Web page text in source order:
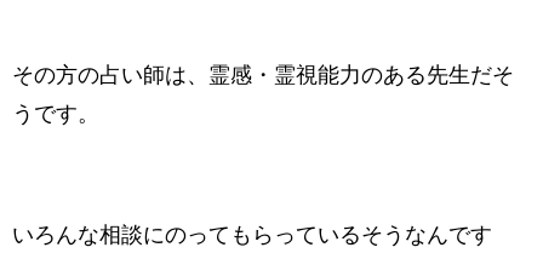
その方の占い師は、霊感・霊視能力のある先生だそ
うです。
いろんな相談にのってもらっているそうなんです